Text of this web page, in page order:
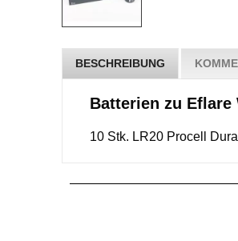
BESCHREIBUNG
Batterien zu Eflare
10 Stk. LR20 Procell